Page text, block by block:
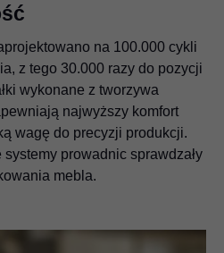
na 100.000 cykli
z tego 30.000 razy do pozycji
wykonane z tworzywa
najwyższy komfort
wagę do precyzji produkcji.
prowadnic sprawdzały
mebla.